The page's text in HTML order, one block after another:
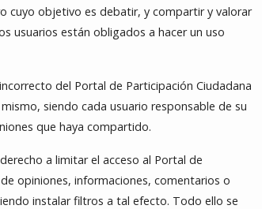
cuyo objetivo es debatir, y compartir y valorar
usuarios están obligados a hacer un uso
del Portal de Participación Ciudadana
siendo cada usuario responsable de su
que haya compartido.
a limitar el acceso al Portal de
opiniones, informaciones, comentarios o
instalar filtros a tal efecto. Todo ello se